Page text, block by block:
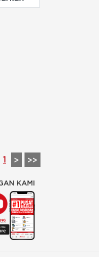
1 > >>
KAMI